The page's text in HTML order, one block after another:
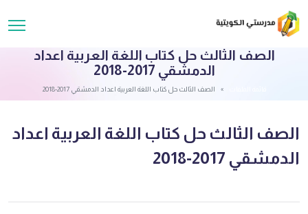
الصف الثالث حل كتاب اللغة العربية اعداد
الدمشقي 2017-2018
الصف الثالث حل كتاب اللغة العربية اعداد الدمشقي 2017-2018
الصف الثالث حل كتاب اللغة العربية اعداد
الدمشقي 2017-2018